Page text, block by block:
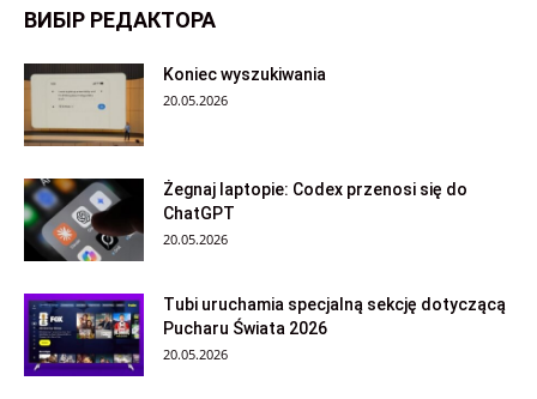
ВИБІР РЕДАКТОРА
Koniec wyszukiwania
20.05.2026
Żegnaj laptopie: Codex przenosi się do
ChatGPT
20.05.2026
Tubi uruchamia specjalną sekcję dotyczącą
Pucharu Świata 2026
20.05.2026